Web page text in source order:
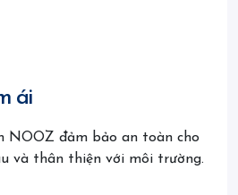
ái
NOOZ đảm bảo an toàn cho
và thân thiện với môi trường.